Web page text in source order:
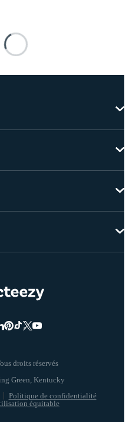
droits réservés
Politique de confidentialité
équitable